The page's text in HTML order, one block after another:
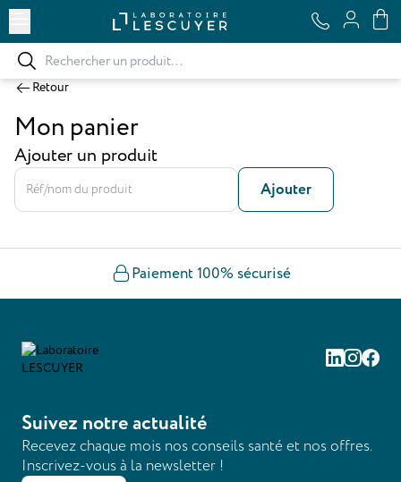
Retour
Mon panier
Ajouter un produit
Aucun
résultat
trouvé
Ajouter
Paiement 100% sécurisé
Linkedin
Suivez notre actualité
Recevez chaque mois nos conseils santé et nos offres.
Inscrivez-vous à la newsletter !